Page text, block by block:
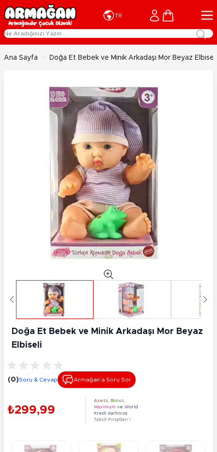
İçeriğe geç
TR Cart
Ana Sayfa > Doğa Et Bebek ve Minik Arkadaşı Mor Beyaz Elbiseli
Doğa Et Bebek ve Minik Arkadaşı Mor Beyaz
Elbiseli
(0)Soru & Cevap Armağan’a Soru Sor
₺299,99
Axess Bonus
Maximum ve World
Kredi Kartınıza
Taksit Fırsatları !